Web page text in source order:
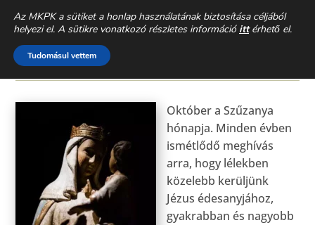
CSALÁDEGYHÁZ» AKTUÁLIS »
ÜDVÖZLÉGY MÁRIA!
2022. OKTÓBER 13.
Október a Szűzanya
hónapja. Minden évben
ismétlődő meghívás
arra, hogy lélekben
közelebb kerüljünk
Jézus édesanyjához,
gyakrabban és nagyobb
Az MKPK a sütiket a honlap használatának biztosítása céljából
helyezi el. A sütikre vonatkozó részletes információ ittérhető el.
Tudomásul vettem